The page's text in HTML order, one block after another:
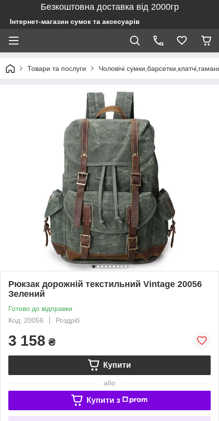
Безкоштовна доставка від 2000гр
Інтернет-магазин сумок та аксесуарів
Товари та послуги Чоловічі
Рюкзак дорожній текстильний Vintage 20056
Зелений
Готово до відправки
Код: 20056
Роздріб
3 158 ₴
Купити
або
Купити з